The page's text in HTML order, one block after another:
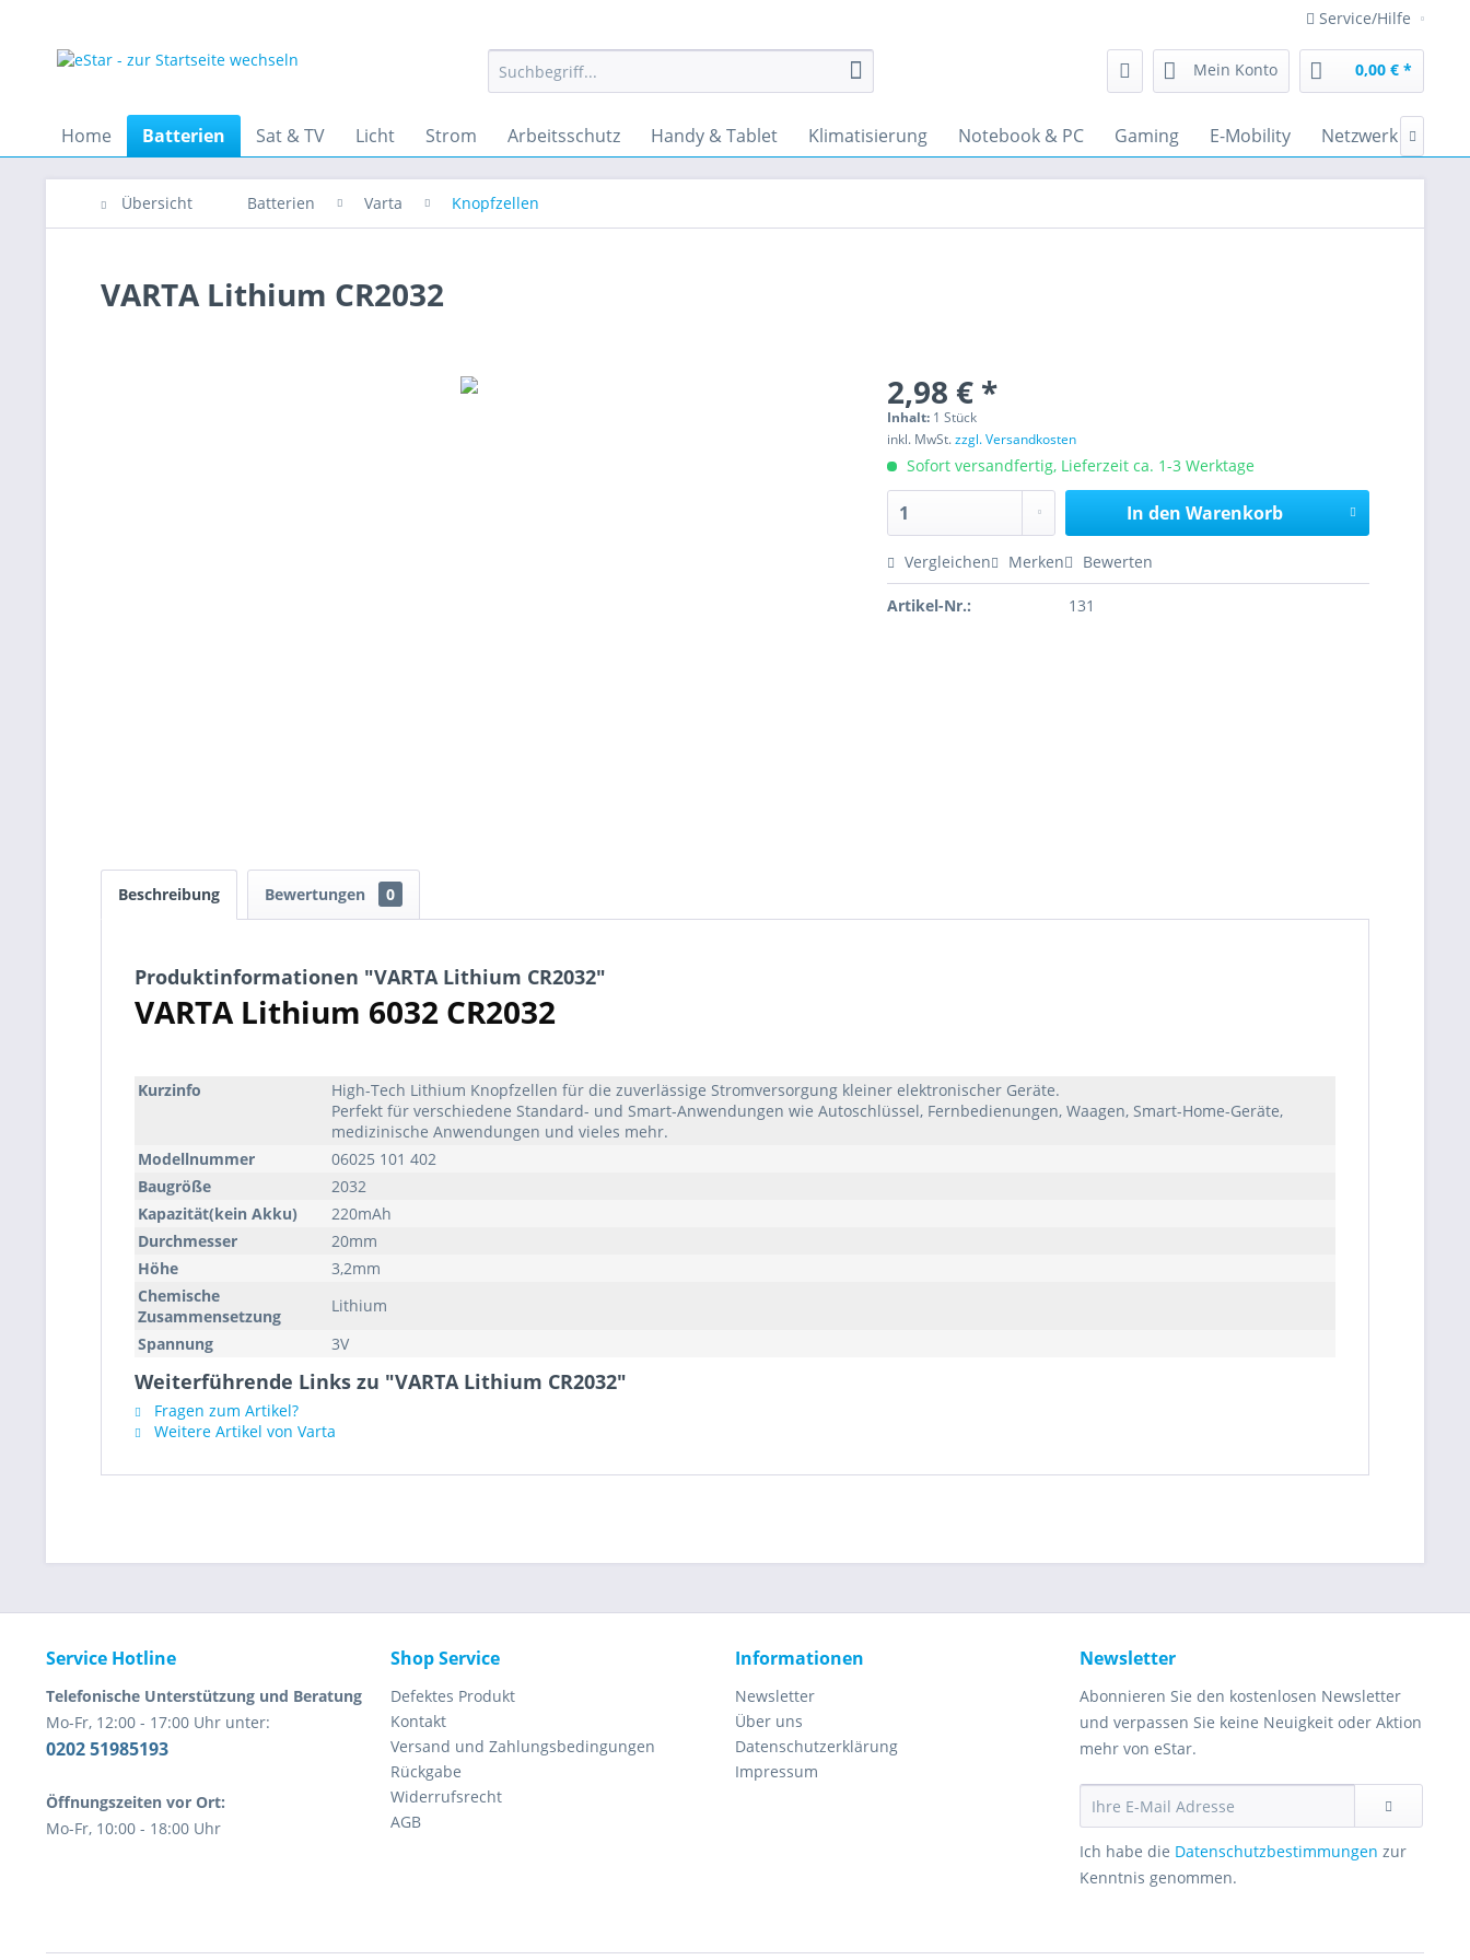
Service/Hilfe
Mein Konto 0,00 € *
Home Batterien Sat & TV Licht Strom Arbeitsschutz Handy & Tablet Klimatisierung Notebook & PC Gaming E-Mobility Netzwerk 
Übersicht Batterien Varta Knopfzellen
VARTA Lithium CR2032
2,98 € *
Inhalt: 1 Stück
inkl. MwSt.zzgl. Versandkosten
Sofort versandfertig, Lieferzeit ca. 1-3 Werktage
In den Warenkorb
Vergleichen Merken Bewerten
Artikel-Nr.: 131
Beschreibung Bewertungen 0
Produktinformationen "VARTA Lithium CR2032"
VARTA Lithium 6032 CR2032
Kurzinfo
High-Tech Lithium Knopfzellen für die zuverlässige Stromversorgung kleiner elektronischer Geräte.
Perfekt für verschiedene Standard- und Smart-Anwendungen wie Autoschlüssel, Fernbedienungen, Waagen, Smart-Home-Geräte,
medizinische Anwendungen und vieles mehr.
Modellnummer
06025 101 402
Baugröße
2032
Kapazität(kein Akku)
220mAh
Durchmesser
20mm
Höhe
3,2mm
Chemische
Zusammensetzung
Lithium
Spannung
3V
Weiterführende Links zu "VARTA Lithium CR2032"
Fragen zum Artikel?
Weitere Artikel von Varta
Service Hotline
Telefonische Unterstützung und Beratung
Mo-Fr, 12:00 - 17:00 Uhr unter:
0202 51985193
Öffnungszeiten vor Ort:
Mo-Fr, 10:00 - 18:00 Uhr
Shop Service
Defektes Produkt
Kontakt
Versand und Zahlungsbedingungen
Rückgabe
Widerrufsrecht
AGB
Informationen
Newsletter
Über uns
Datenschutzerklärung
Impressum
Newsletter
Abonnieren Sie den kostenlosen Newsletter
und verpassen Sie keine Neuigkeit oder Aktion
mehr von eStar.
Ich habe die Datenschutzbestimmungen zur
Kenntnis genommen.